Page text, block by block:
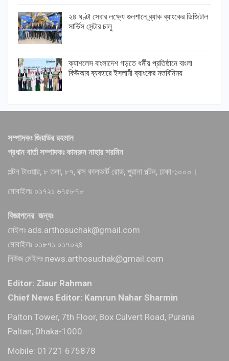
২৪ ঘণ্টা সেবার লক্ষ্যে গুলশানে ব্র্যাক ব্যাংকের ডিজিটাল
সার্ভিস সেন্টার চালু
ক্যাশলেস বাংলাদেশ গড়তে ধর্মীয় প্রতিষ্ঠানে বাংলা
কিউআর ব্যবহারে ইসলামী ব্যাংকের মতবিনিময়
সম্পাদকঃ জিয়াউর রহমান
প্রধান বার্তা সম্পাদকঃ কামরুন নাহার শরমিন
পল্টন টাওয়ার, ৮ তলা, ৮৭, বক্স কালভার্ট রোড, পুরানা পল্টন, ঢাকা-১০০০।
মোবাইলঃ ০১৭২১ ৬৭৫৮৭৮
বিজ্ঞাপনের জন্যঃ
মেইলঃ ads.arthosuchak@gmail.com
মোবাইলঃ ০১৮৭১ ০১৭০২৪
নিউজ মেইলঃ news.arthosuchak@gmail.com
Editor: Ziaur Rahman
Chief News Editor: Kamrun Nahar Sharmin
Palton Tower, 7th Floor, Box Culvert Road, Purana
Paltan, Dhaka-1000.
Mobile: 01721 675878